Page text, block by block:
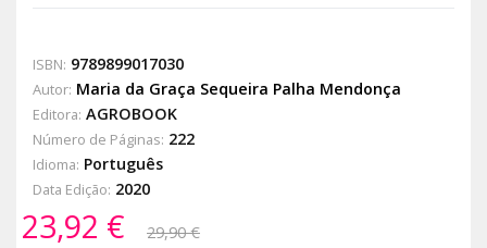
ISBN: 9789899017030
Autor: Maria da Graça Sequeira Palha Mendonça
Editora: AGROBOOK
Número de Páginas: 222
Idioma: Português
Data Edição: 2020
23,92 €
29,90 €